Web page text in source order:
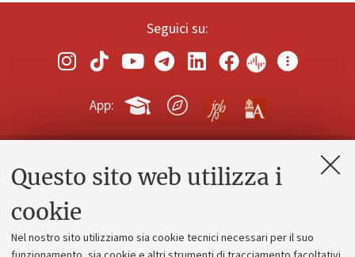
Questo sito web utilizza i
cookie
Nel nostro sito utilizziamo sia cookie tecnici necessari per il suo
Seguici su:
App:
Contatti e PEC
Alumni community